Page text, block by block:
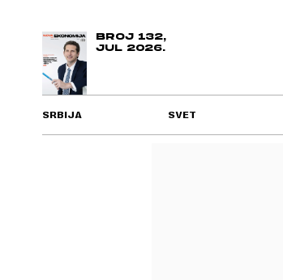
BROJ 132,
JUL 2026.
SRBIJA SVET